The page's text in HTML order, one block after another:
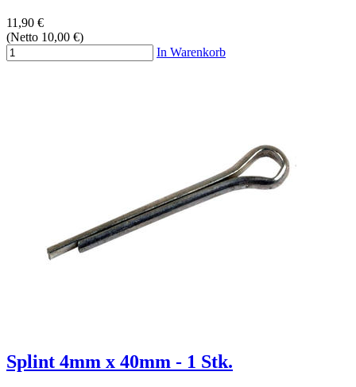
11,90 €
(Netto 10,00 €)
In Warenkorb
Splint 4mm x 40mm - 1 Stk.